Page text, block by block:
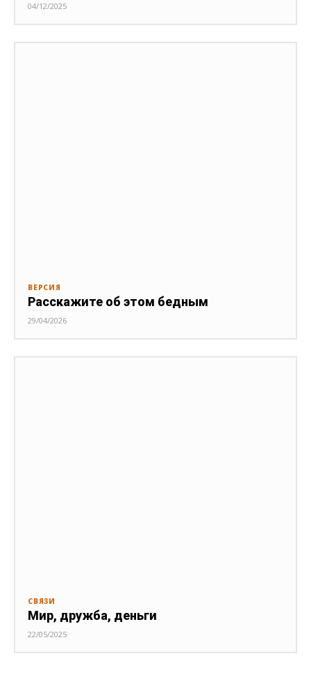
04/12/2025
ВЕРСИЯ
Расскажите об этом бедным
29/04/2026
СВЯЗИ
Мир, дружба, деньги
22/05/2025